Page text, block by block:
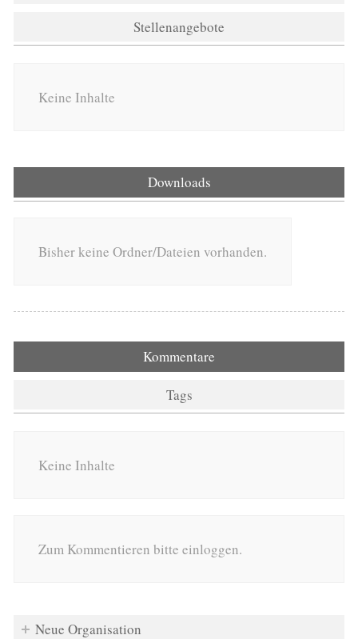
Stellenangebote
Keine Inhalte
Downloads
Bisher keine Ordner/Dateien vorhanden.
Kommentare
Tags
Keine Inhalte
Zum Kommentieren bitte einloggen.
Neue Organisation